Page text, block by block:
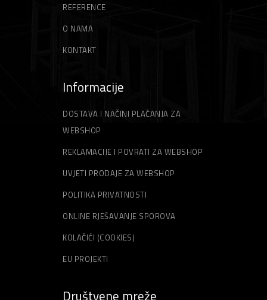
REFERENCE
O NAMA
KONTAKT
Informacije
DOSTAVA I NAČINI PLAĆANJA ZA
WEBSHOP
REKLAMACIJE I POVRATI ZA WEBSHOP
UVJETI PRODAJE ZA WEBSHOP
POLITIKA PRIVATNOSTI
ONLINE RJEŠAVANJE SPOROVA
KOLAČIĆI (COOKIES)
EU PROJEKTI
Društvene mreže